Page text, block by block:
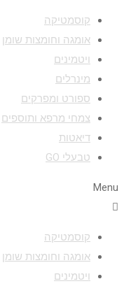
קוסמטיקה
אומגה וחומצות שומן
ויטמינים
מינרלים
ספורט ומפרקים
צמחי מרפא ותוספים
דיאטות
טבעלי GO
Menu
קוסמטיקה
אומגה וחומצות שומן
ויטמינים